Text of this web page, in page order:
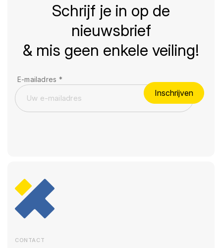
Schrijf je in op de
nieuwsbrief
& mis geen enkele veiling!
E-mailadres *
Inschrijven
CONTACT